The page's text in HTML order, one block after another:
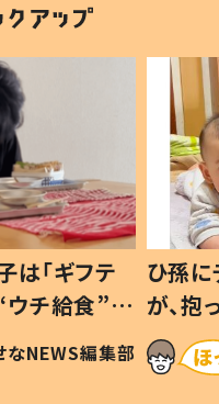
は「ギフテ
ウチ給食”を
#令和の親
なNEWS編集部
ひ孫
が、
「涙が
い」